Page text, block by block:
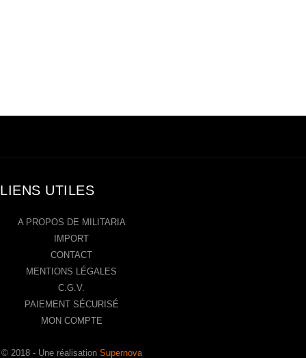
LIENS UTILES
A PROPOS DE MILITARIA
IMPORT
CONTACT
MENTIONS LÉGALES
C.G.V.
PAIEMENT SÉCURISÉ
MON COMPTE
© 2018 - Une réalisation Supernova